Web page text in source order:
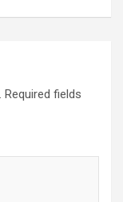
Required fields